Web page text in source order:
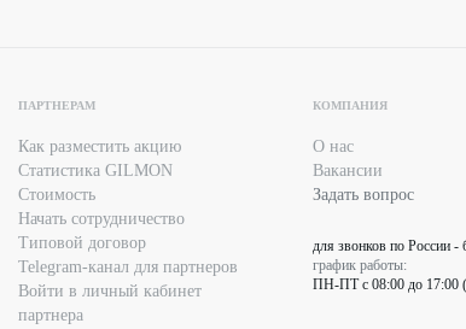
ПАРТНЕРАМ
Как разместить акцию
Статистика GILMON
Стоимость
Начать сотрудничество
Типовой договор
Telegram-канал для партнеров
Войти в личный кабинет
партнера
КОМПАНИЯ
О нас
Вакансии
Задать вопрос
для звонков по России -
график работы:
ПН-ПТ с 08:00 до